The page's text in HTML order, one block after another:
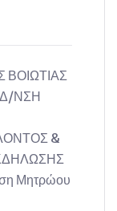
ΝΣΗ
&
Μητρώου